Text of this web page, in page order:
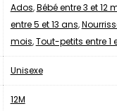
Ados,Bébé entre 3 et 12
entre 5 et 13 ans,
mois,Tout-petits entre 1
Unisexe
12M